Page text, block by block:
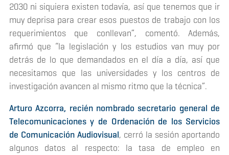
2030 ni siquiera existen todavía, así que tenemos que ir
muy deprisa para crear esos puestos de trabajo con los
requerimientos que conllevan”, comentó. Además,
afirmó que “la legislación y los estudios van muy por
detrás de lo que demandados en el día a día, así que
necesitamos que las universidades y los centros de
investigación avancen al mismo ritmo que la técnica”.
Arturo Azcorra, recién nombrado secretario general de
Telecomunicaciones y de Ordenación de los Servicios
de Comunicación Audiovisual, cerró la sesión aportando
algunos datos al respecto: la tasa de empleo en